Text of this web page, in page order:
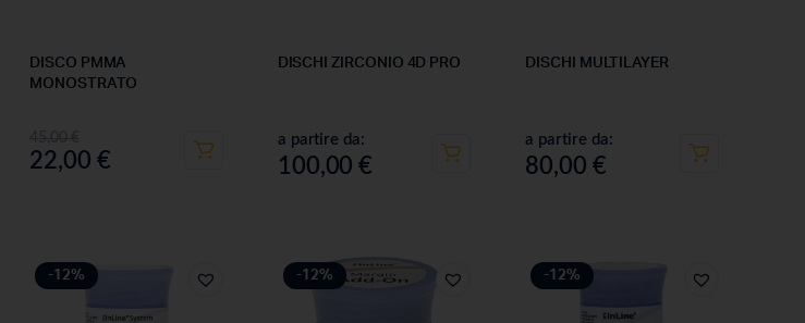
DISCO PMMA
MONOSTRATO
22,00 €
DISCHI ZIRCONIO 4D PRO
a partire da:
100,00€
DISCHI MULTILAYER
a partire da:
80,00€
-12% -12% -12%